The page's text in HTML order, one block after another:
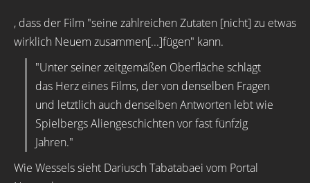
, dass der Film "seine zahlreichen Zutaten [nicht] zu etwas
wirklich Neuem zusammen[...]fügen" kann.
"Unter seiner zeitgemäßen Oberfläche schlägt
das Herz eines Films, der von denselben Fragen
und letztlich auch denselben Antworten lebt wie
Spielbergs Aliengeschichten vor fast fünfzig
Jahren."
Wie Wessels sieht Dariusch Tabatabaei vom Portal